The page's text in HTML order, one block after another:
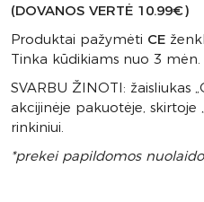
(DOVANOS VERTĖ 10.99€)
Produktai pažymėti CE
Tinka kūdikiams nuo 3 mėn.
SVARBU ŽINOTI: žaisliukas
akcijinėje pakuotėje, skirtoje
rinkiniui.
*prekei papildomos